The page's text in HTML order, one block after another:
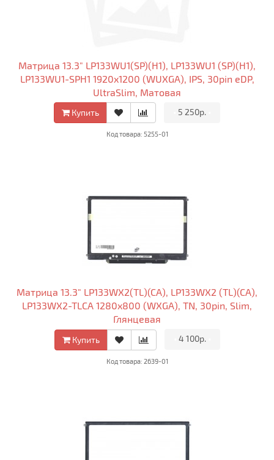
Матрица 13.3" LP133WU1(SP)(H1), LP133WU1 (SP)(H1),
LP133WU1-SPH1 1920x1200 (WUXGA), IPS, 30pin eDP,
UltraSlim, Матовая
Купить 5 250р.
Код товара: 5255-01
Матрица 13.3" LP133WX2(TL)(CA), LP133WX2 (TL)(CA),
LP133WX2-TLCA 1280x800 (WXGA), TN, 30pin, Slim,
Глянцевая
Купить 4 100р.
Код товара: 2639-01